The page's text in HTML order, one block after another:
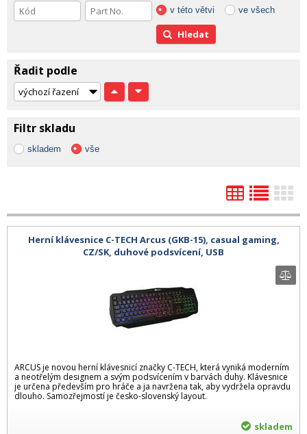
v této větvi ve všech
Hledat
Řadit podle
Filtr skladu
skladem vše
Herní klávesnice C-TECH Arcus (GKB-15), casual gaming,
CZ/SK, duhové podsvícení, USB
ARCUS je novou herní klávesnicí značky C-TECH, která vyniká moderním
a neotřelým designem a svým podsvícením v barvách duhy. Klávesnice
je určena především pro hráče a ja navržena tak, aby vydržela opravdu
dlouho. Samozřejmostí je česko-slovenský layout.
skladem